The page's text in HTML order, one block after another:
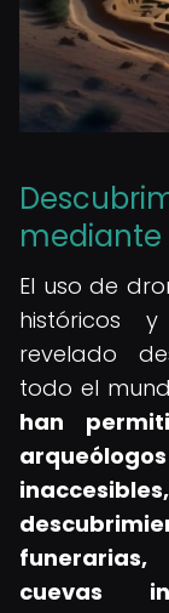
mediante
El uso de
históricos
revelado
todo el
han
cuevas